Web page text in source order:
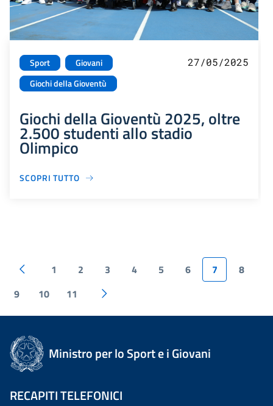
Sport
Giovani
Giochi della Gioventù
27/05/2025
Giochi della Gioventù 2025, oltre
2.500 studenti allo stadio
Olimpico
SCOPRI TUTTO
1 2 3 4 5 6 7
8
9
10 11
Ministro per lo Sport e i Giovani
RECAPITI TELEFONICI